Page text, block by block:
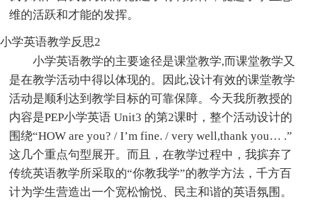
维的活跃和才能的发挥。
小学英语教学反思2
小学英语教学的主要途径是课堂教学,而课堂教学又
是在教学活动中得以体现的。因此,设计有效的课堂教学
活动是顺利达到教学目标的可靠保障。今天我所教授的
内容是PEP小学英语 Unit3 的第2课时，整个活动设计的
围绕“HOW are you? / I’m fine. / very well,thank you… .”
这几个重点句型展开。而且，在教学过程中，我摈弃了
传统英语教学所采取的“你教我学”的教学方法，千方百
计为学生营造出一个宽松愉悦、民主和谐的英语氛围。